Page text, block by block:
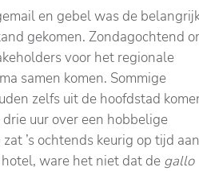
en gebel was de
gekomen. Zondagochtend
voor het regionale
samen komen. Sommige
zelfs uit de hoofdstad
uur over een hobbelige
’s ochtends keurig op tijd aan
ware het niet dat de gallo